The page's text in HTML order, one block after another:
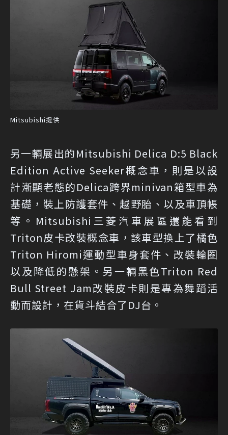
Mitsubishi提供
另一輛展出的Mitsubishi Delica D:5 Black
Edition Active Seeker概念車，則是以設
計漸顯老態的Delica跨界minivan箱型車為
基礎，裝上防護套件、越野胎、以及車頂帳
等。Mitsubishi三菱汽車展區還能看到
Triton皮卡改裝概念車，該車型換上了橘色
Triton Hiromi運動型車身套件、改裝輪圈
以及降低的懸架。另一輛黑色Triton Red
Bull Street Jam改裝皮卡則是專為舞蹈活
動而設計，在貨斗結合了DJ台。